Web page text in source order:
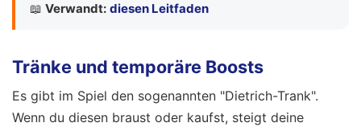
📖 Verwandt: diesen Leitfaden
Tränke und temporäre Boosts
Es gibt im Spiel den sogenannten "Dietrich-Trank".
Wenn du diesen braust oder kaufst, steigt deine